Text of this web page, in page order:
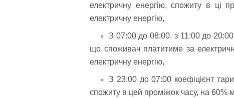
електричну енергію, спожиту в ці
електричну енергію,
З 07:00 до 08:00, з 11:00 до
що споживач платитиме за
електричну енергію,
З 23:00 до 07:00 коефіцієнт
спожиту в цей проміжок часу, на 60%